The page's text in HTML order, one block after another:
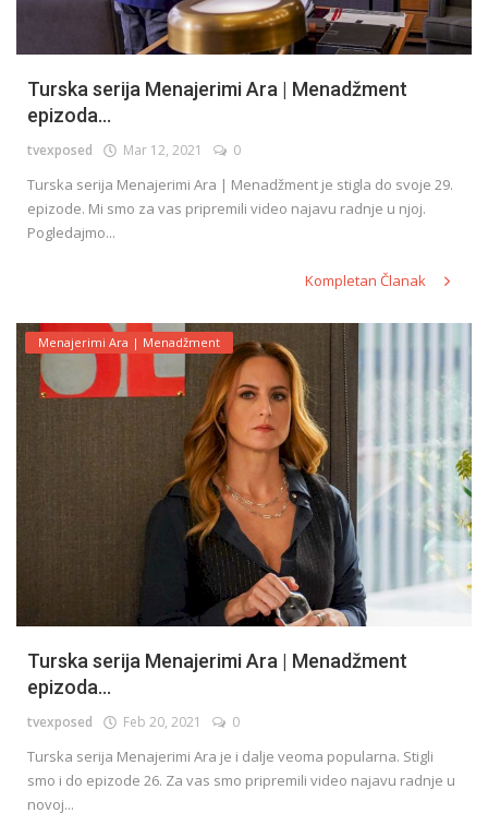
Turska serija Menajerimi Ara | Menadžment
epizoda...
tvexposed Mar 12, 2021 0
Turska serija Menajerimi Ara | Menadžment je stigla do svoje 29.
epizode. Mi smo za vas pripremili video najavu radnje u njoj.
Pogledajmo...
Kompletan Članak
Menajerimi Ara | Menadžment
Turska serija Menajerimi Ara | Menadžment
epizoda...
tvexposed Feb 20, 2021 0
Turska serija Menajerimi Ara je i dalje veoma popularna. Stigli
smo i do epizode 26. Za vas smo pripremili video najavu radnje u
novoj...